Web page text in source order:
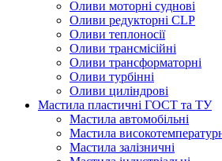
Оливи моторні суднові
Оливи редукторні CLP
Оливи теплоносії
Оливи трансмісійні
Оливи трансформаторні
Оливи турбінні
Оливи циліндрові
Мастила пластичні ГОСТ та ТУ
Мастила автомобільні
Мастила
Мастила залізничні